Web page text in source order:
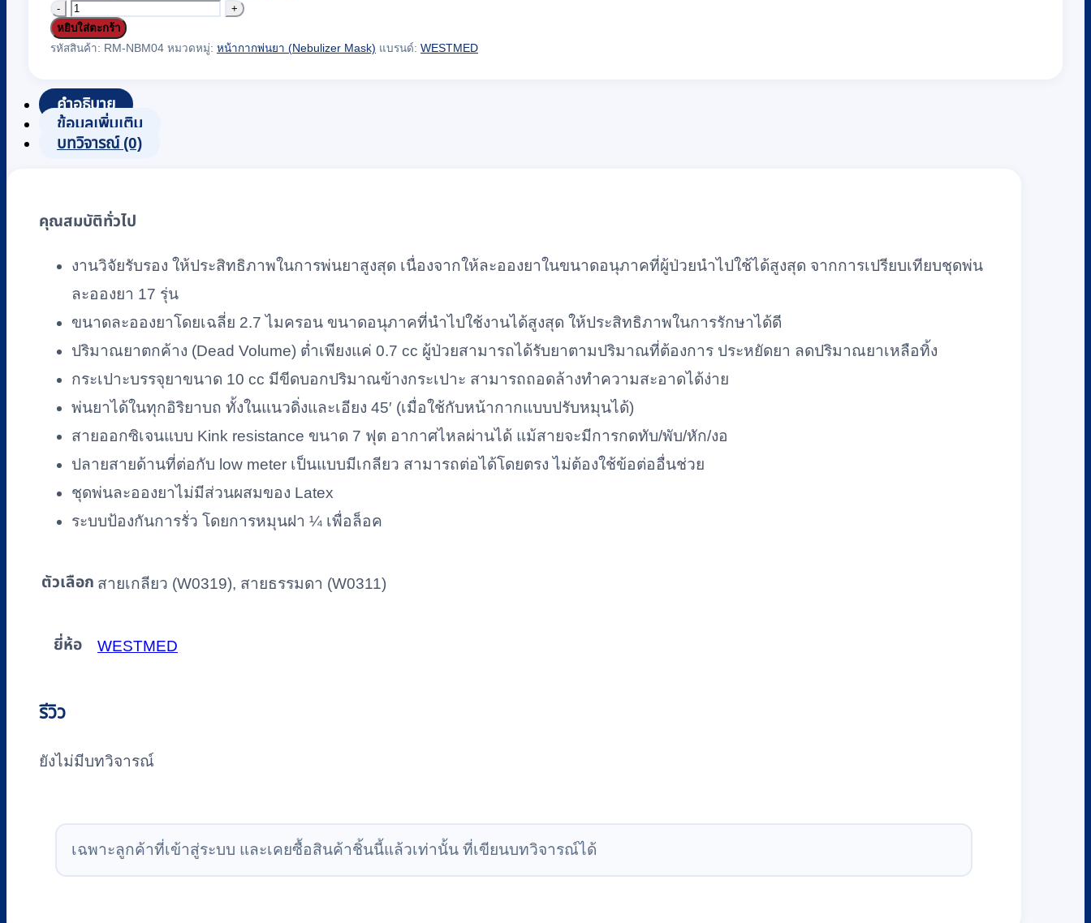
จำนวน
ชุด
ยา
เด็ก
VixOne
Westmed
RM-
NBM04
หยิบใส่ตะกร้า
รหัสสินค้า: RM-NBM04 หมวดหมู่: หน้ากากพ่นยา (Nebulizer Mask) แบรนด์: WESTMED
คำอธิบาย
ข้อมูลเพิ่มเติม
บทวิจารณ์ (0)
คุณสมบัติทั่วไป
งานวิจัยรับรอง ให้ประสิทธิภาพในการพ่นยาสูงสุด เนื่องจากให้ละอองยาในขนาดอนุภาคที่ผู้ป่วยนำไปใช้ได้สูงสุด จากการเปรียบเทียบชุดพ่น
ละอองยา 17 รุ่น
ขนาดละอองยาโดยเฉลี่ย 2.7 ไมครอน ขนาดอนุภาคที่นำไปใช้งานได้สูงสุด ให้ประสิทธิภาพในการรักษาได้ดี
ปริมาณยาตกค้าง (Dead Volume) ต่ำเพียงแค่ 0.7 cc ผู้ป่วยสามารถได้รับยาตามปริมาณที่ต้องการ ประหยัดยา ลดปริมาณยาเหลือทิ้ง
กระเปาะบรรจุยาขนาด 10 cc มีขีดบอกปริมาณข้างกระเปาะ สามารถถอดล้างทำความสะอาดได้ง่าย
พ่นยาได้ในทุกอิริยาบถ ทั้งในแนวดิ่งและเอียง 45′ (เมื่อใช้กับหน้ากากแบบปรับหมุนได้)
สายออกซิเจนแบบ Kink resistance ขนาด 7 ฟุต อากาศไหลผ่านได้ แม้สายจะมีการกดทับ/พับ/หัก/งอ
ปลายสายด้านที่ต่อกับ low meter เป็นแบบมีเกลียว สามารถต่อได้โดยตรง ไม่ต้องใช้ข้อต่ออื่นช่วย
ชุดพ่นละอองยาไม่มีส่วนผสมของ Latex
ระบบป้องกันการรั่ว โดยการหมุนฝา ¼ เพื่อล็อค
ตัวเลือก สายเกลียว (W0319), สายธรรมดา (W0311)
ยี่ห้อ WESTMED
รีวิว
ยังไม่มีบทวิจารณ์
เฉพาะลูกค้าที่เข้าสู่ระบบ และเคยซื้อสินค้าชิ้นนี้แล้วเท่านั้น ที่เขียนบทวิจารณ์ได้